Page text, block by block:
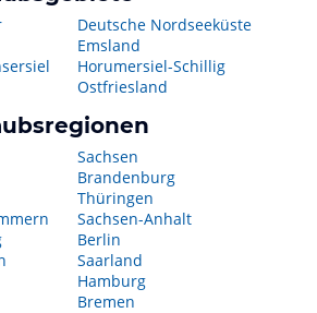
Deutsche Nordseeküste
Emsland
Horumersiel-Schillig
Ostfriesland
Sachsen
Brandenburg
Thüringen
Sachsen-Anhalt
Berlin
Saarland
Hamburg
Bremen